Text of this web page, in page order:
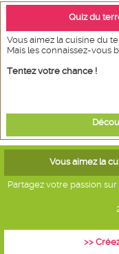
Quiz du
Vous aimez la cuisine du
Mais les connaissez-vous
Tentez votre chance !
Vous aimez la
Partagez votre passion
>>